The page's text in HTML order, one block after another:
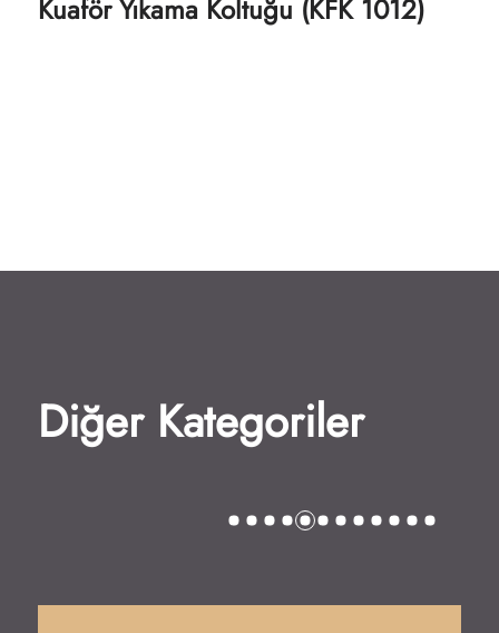
Kuaför Yıkama Koltuğu (KFK 1012)
Diğer Kategoriler